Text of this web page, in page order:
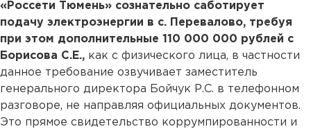
«Россети Тюмень» сознательно саботирует
подачу электроэнергии в с. Перевалово, требуя
при этом дополнительные 110 000 000 рублей с
Борисова С.Е., как с физического лица, в частности
данное требование озвучивает заместитель
генерального директора Бойчук Р.С. в телефонном
разговоре, не направляя официальных документов.
Это прямое свидетельство коррумпированности и